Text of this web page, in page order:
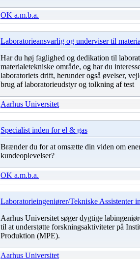
OK a.m.b.a.
Laboratorieansvarlig og underviser til
Har du høj faglighed og dedikation til
materialetekniske område, og har du
laboratoriets drift, herunder også øvelser,
brug af laboratorieudstyr og tolkning af test
Aarhus Universitet
Specialist inden for el & gas
Brænder du for at omsætte din viden om
kundeoplevelser?
OK a.m.b.a.
Laboratorieingeniører/Tekniske Assistenter
Aarhus Universitet søger dygtige
til at understøtte forskningsaktiviteter på
Produktion (MPE).
Aarhus Universitet